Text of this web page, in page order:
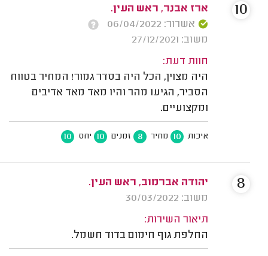
ארז אבנר, ראש העין.
אשרור: 06/04/2022
משוב: 27/12/2021
חוות דעת:
היה מצוין, הכל היה בסדר גמור! המחיר בטווח
הסביר, הגיעו מהר והיו מאד מאד אדיבים
ומקצועיים.
איכות 10 מחיר 8 זמנים 10 יחס 10
10
יהודה אברמוב, ראש העין.
משוב: 30/03/2022
תיאור השירות:
החלפת גוף חימום בדוד חשמל.
8